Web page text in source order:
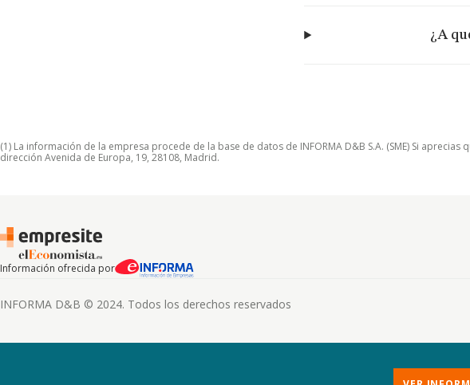
¿A
(1) La información de la empresa procede de la base de datos de INFORMA D&B S.A. (SME) Si
dirección Avenida de Europa, 19, 28108, Madrid.
Información ofrecida por
INFORMA D&B © 2024. Todos los derechos reservados